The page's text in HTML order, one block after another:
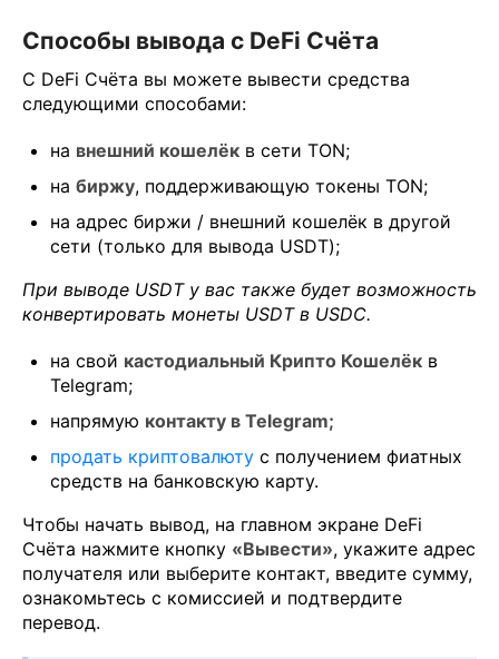
Способы вывода с DeFi Счёта
С DeFi Счёта вы можете вывести средства
следующими способами:
на внешний кошелёк в сети TON;
на биржу, поддерживающую токены TON;
на адрес биржи / внешний кошелёк в другой
сети (только для вывода USDT);
При выводе USDT у вас также будет возможность
конвертировать монеты USDT в USDC.
на свой кастодиальный Крипто Кошелёк в
Telegram;
напрямую контакту в Telegram;
продать криптовалюту с получением фиатных
средств на банковскую карту.
Чтобы начать вывод, на главном экране DeFi
Счёта нажмите кнопку «Вывести», укажите адрес
получателя или выберите контакт, введите сумму,
ознакомьтесь с комиссией и подтвердите
перевод.